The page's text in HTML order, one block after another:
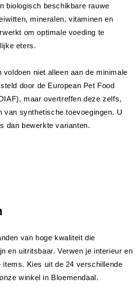
biologisch beschikbare rauwe
mineralen, vitaminen en
om optimale voeding te
eters.
niet alleen aan de minimale
door de European Pet Food
maar overtreffen deze zelfs,
van synthetische toevoegingen. U
dan bewerkte varianten.
van hoge kwaliteit die
en uitritsbaar. Verwen je interieur en
items. Kies uit de 24 verschillende
winkel in Bloemendaal.